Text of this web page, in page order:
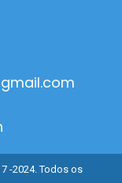
-2024. Todos os